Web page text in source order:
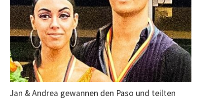
Jan & Andrea gewannen den Paso und teilten